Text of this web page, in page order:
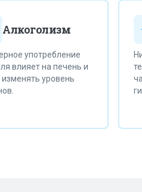
Алкоголизм
употребление
влияет на печень и
уровень